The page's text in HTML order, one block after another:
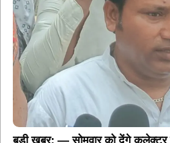
बड़ी खबर: — सोमवार को देंगे कलेक्टर